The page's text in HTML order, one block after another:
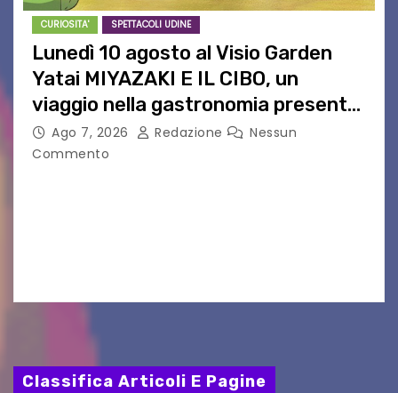
CURIOSITA' SPETTACOLI UDINE
Lunedì 10 agosto al Visio Garden
Yatai MIYAZAKI E IL CIBO, un
viaggio nella gastronomia presente
nei film di Hayao Miyazaki!
Ago 7, 2026 Redazione
Nessun
Commento
Classifica Articoli E Pagine